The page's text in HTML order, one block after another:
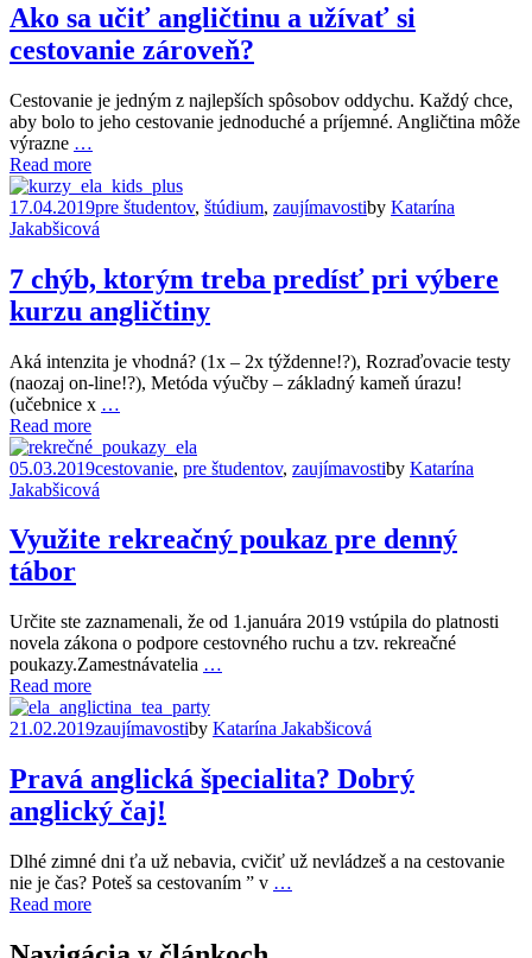
Ako sa učiť angličtinu a užívať si
cestovanie zároveň?
Cestovanie je jedným z najlepších spôsobov oddychu. Každý chce,
aby bolo to jeho cestovanie jednoduché a príjemné. Angličtina môže
výrazne …
Read more
17.04.2019pre študentov, štúdium, zaujímavostiby Katarína
Jakabšicová
7 chýb, ktorým treba predísť pri výbere
kurzu angličtiny
Aká intenzita je vhodná? (1x – 2x týždenne!?), Rozraďovacie testy
(naozaj on-line!?), Metóda výučby – základný kameň úrazu!
(učebnice x …
Read more
05.03.2019cestovanie, pre študentov, zaujímavostiby Katarína
Jakabšicová
Využite rekreačný poukaz pre denný
tábor
Určite ste zaznamenali, že od 1.januára 2019 vstúpila do platnosti
novela zákona o podpore cestovného ruchu a tzv. rekreačné
poukazy.Zamestnávatelia …
Read more
21.02.2019zaujímavostiby Katarína Jakabšicová
Pravá anglická špecialita? Dobrý
anglický čaj!
Dlhé zimné dni ťa už nebavia, cvičiť už nevládzeš a na cestovanie
nie je čas? Poteš sa cestovaním ” v …
Read more